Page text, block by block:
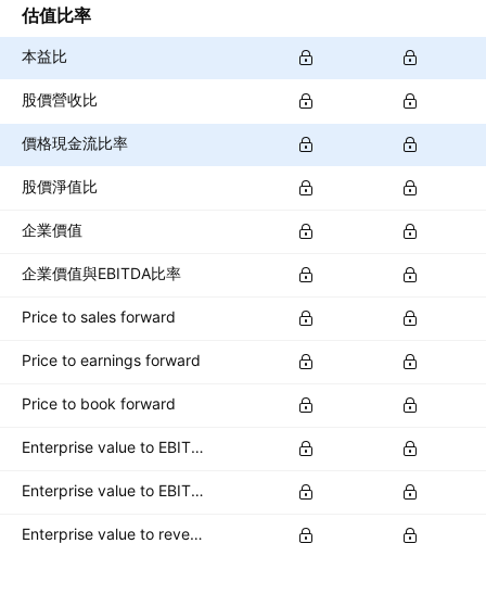
估值比率
本益比
股價營收比
價格現金流比率
股價淨值比
企業價值
企業價值與EBITDA比率
Price to sales forward
Price to earnings forward
Price to book forward
Enterprise value to EBITDA forward
Enterprise value to EBIT forward
Enterprise value to revenue forward